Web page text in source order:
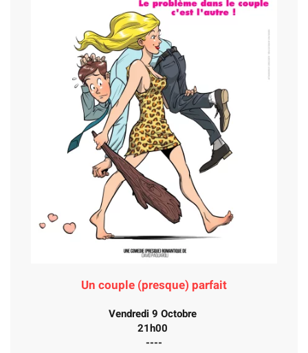
Un couple (presque) parfait
Vendredi 9 Octobre
21h00
----